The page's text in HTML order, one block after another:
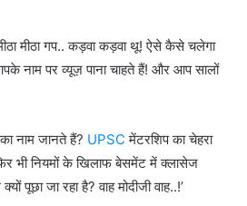
मीठा गप.. कड़वा कड़वा थू! ऐसे कैसे चलेगा
नाम पर व्यूज़ पाना चाहते हैं! और आप सालों
नाम जानते हैं? UPSC मेंटरशिप का चेहरा
भी नियमों के खिलाफ बेसमेंट में क्लासेज
जा रहा है? वाह मोदीजी वाह..!’